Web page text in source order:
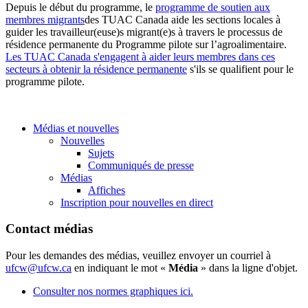
Depuis le début du programme, le programme de soutien aux
membres migrantsdes TUAC Canada aide les sections locales à
guider les travailleur(euse)s migrant(e)s à travers le processus de
résidence permanente du Programme pilote sur l’agroalimentaire.
Les TUAC Canada s'engagent à aider leurs membres dans ces
secteurs à obtenir la résidence permanente s'ils se qualifient pour le
programme pilote.
Médias et nouvelles
Nouvelles
Sujets
Communiqués de presse
Médias
Affiches
Inscription pour nouvelles en direct
Contact médias
Pour les demandes des médias, veuillez envoyer un courriel à
ufcw@ufcw.ca en indiquant le mot « Média » dans la ligne d'objet.
Consulter nos normes graphiques ici.